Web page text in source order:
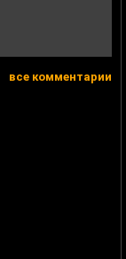
все комментарии